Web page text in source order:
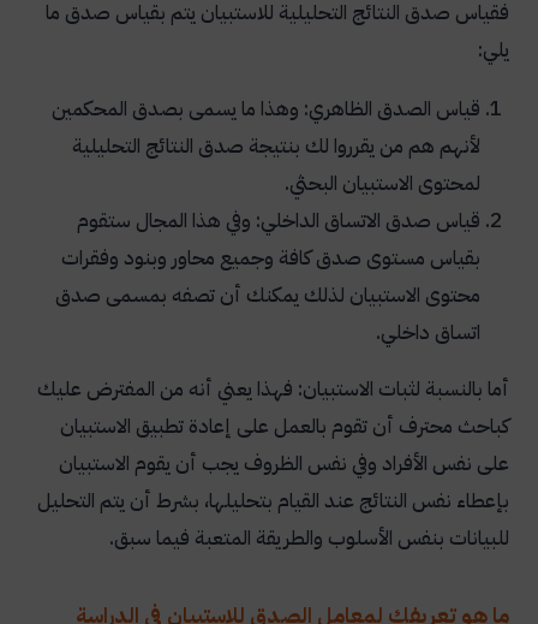
فقياس صدق النتائج التحليلية للاستبيان يتم بقياس صدق ما
يلي:
قياس الصدق الظاهري: وهذا ما يسمى بصدق المحكمين
لأنهم هم من يقرروا لك بنتيجة صدق النتائج التحليلية
لمحتوى الاستبيان البحثي.
قياس صدق الاتساق الداخلي: وفي هذا المجال ستقوم
بقياس مستوى صدق كافة وجميع محاور وبنود وفقرات
محتوى الاستبيان لذلك يمكنك أن تصفه بمسمى صدق
اتساق داخلي.
أما بالنسبة لثبات الاستبيان: فهذا يعني أنه من المفترض عليك
كباحث محترف أن تقوم بالعمل على إعادة تطبيق الاستبيان
على نفس الأفراد وفي نفس الظروف يجب أن يقوم الاستبيان
بإعطاء نفس النتائج عند القيام بتحليلها، بشرط أن يتم التحليل
للبيانات بنفس الأسلوب والطريقة المتعبة فيما سبق.
ما هو تعريفك لمعامل الصدق للاستبيان في الدراسة